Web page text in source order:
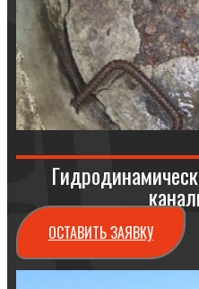
ОСТАВИТЬ ЗАЯВКУ